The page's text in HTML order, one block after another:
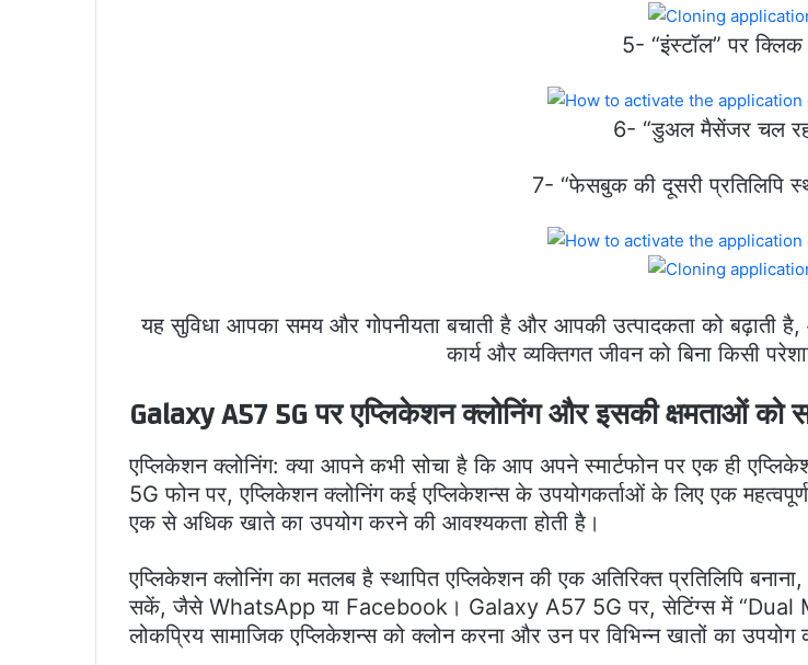
5- “इंस्टॉल” पर
6- “डुअल मैसेंजर चल
7- “फेसबुक की दूसरी प्रतिलिपि
यह सुविधा आपका समय और गोपनीयता बचाती है और आपकी उत्पादकता को बढ़ाती
कार्य और व्यक्तिगत जीवन को बिना किसी
Galaxy A57 5G पर एप्लिकेशन क्लोनिंग और इसकी क्षमताओं को
एप्लिकेशन क्लोनिंग: क्या आपने कभी सोचा है कि आप अपने स्मार्टफोन पर एक ही
5G फोन पर, एप्लिकेशन क्लोनिंग कई एप्लिकेशन्स के उपयोगकर्ताओं के लिए एक
एक से अधिक खाते का उपयोग करने की आवश्यकता होती है।
एप्लिकेशन क्लोनिंग का मतलब है स्थापित एप्लिकेशन की एक अतिरिक्त प्रतिलिपि
सकें, जैसे WhatsApp या Facebook। Galaxy A57 5G पर, सेटिंग्स में “Dual
लोकप्रिय सामाजिक एप्लिकेशन्स को क्लोन करना और उन पर विभिन्न खातों का उपयोग